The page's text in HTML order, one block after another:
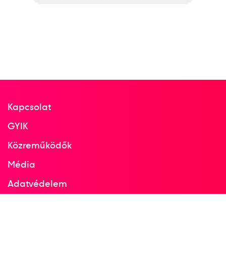
Kapcsolat
GYIK
Közreműködők
Média
Adatvédelem